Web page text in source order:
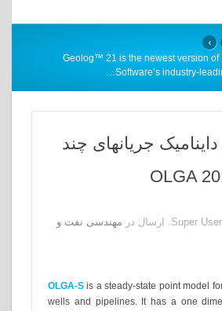
Geolog™ 21 is the newest version of
Software’s industry-
…
›
جریانهای چند
مهندسی نفت و
OLGA-S is a steady-state point model
wells and pipelines. It has a one